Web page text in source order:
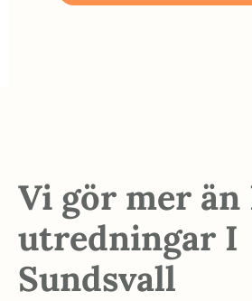
Vi gör mer än
utredningar I
Sundsvall